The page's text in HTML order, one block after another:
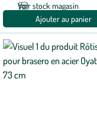
Voir stock magasin
Ajouter au panier